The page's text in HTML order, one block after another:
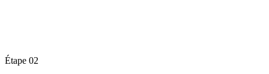
Étape 02